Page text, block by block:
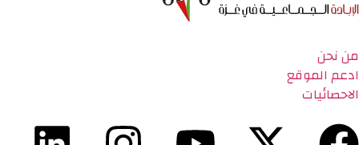
من نحن
ادعم الموقع
الاحصائيات